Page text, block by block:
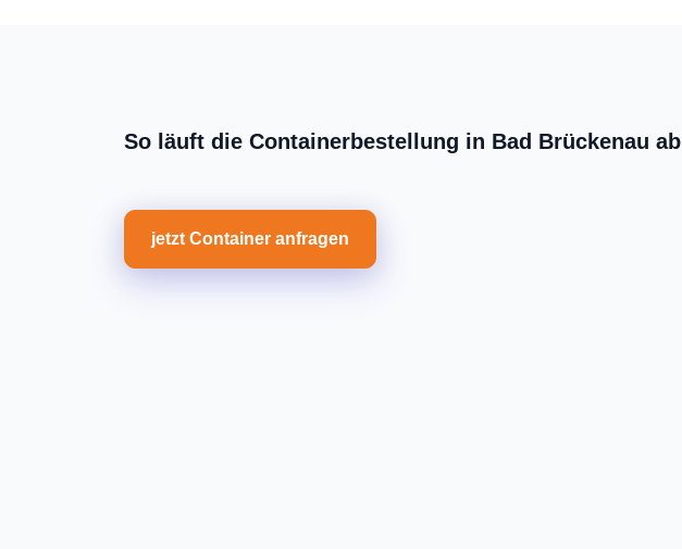
So läuft die Containerbestellung in Bad Brückenau ab
jetzt Container anfragen